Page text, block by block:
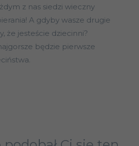
z nas siedzi wieczny
A gdyby wasze drugie
że jesteście dziecinni?
będzie pierwsze